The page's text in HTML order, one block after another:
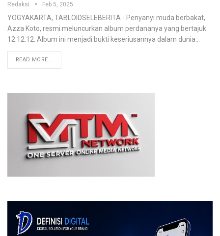
Redaksi Feb 5, 2025
YOGYAKARTA, TABLOIDSELEBERITA - Penyanyi muda berbakat,
Azza Koto, resmi meluncurkan album perdananya yang bertajuk
12.12.12. Album ini menjadi bukti keseriusannya dalam dunia
READ MORE...